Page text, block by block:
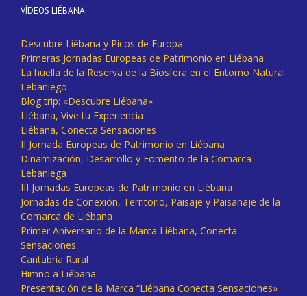
VÍDEOS LIÉBANA
Descubre Liébana y Picos de Europa
Primeras Jornadas Europeas de Patrimonio en Liébana
La huella de la Reserva de la Biosfera en el Entorno Natural
Lebaniego
Blog trip: «Descubre Liébana».
Liébana, Vive tu Experiencia
Liébana, Conecta Sensaciones
II Jornada Europeas de Patrimonio en Liébana
Dinamización, Desarrollo y Fomento de la Comarca
Lebaniega
III Jornadas Europeas de Patrimonio en Liébana
Jornadas de Conexión, Territorio, Paisaje y Paisanaje de la
Comarca de Liébana
Primer Aniversario de la Marca Liébana, Conecta
Sensaciones
Cantabria Rural
Himno a Liébana
Presentación de la Marca “Liébana Conecta Sensaciones»